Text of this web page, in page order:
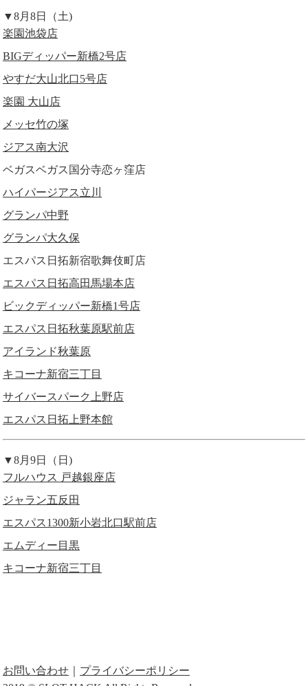
▼8月8日（土)
楽園池袋店
BIGディッパー新橋2号店
やすだ大山北口5号店
楽園 大山店
メッセ竹の塚
ジアス南大沢
ベガスベガス国分寺恋ヶ窪店
ハイパージアス立川
グランパ中野
グランパ大久保
エスパス日拓新宿歌舞伎町店
エスパス日拓高田馬場本店
ビックディッパー新橋1号店
エスパス日拓秋葉原駅前店
アイランド秋葉原
キコーナ新宿三丁目
サイバースパーク上野店
エスパス日拓上野本館
▼8月9日（日)
フルハウス 戸越銀座店
ジャラン五反田
エスパス1300新小岩北口駅前店
エムディー目黒
キコーナ新宿三丁目
お問い合わせ
プライバシーポリシー